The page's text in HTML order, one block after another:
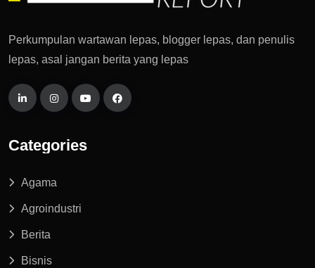
Perkumpulan wartawan lepas, blogger lepas, dan penulis
lepas, asal jangan berita yang lepas
Categories
Agama
Agroindustri
Berita
Bisnis